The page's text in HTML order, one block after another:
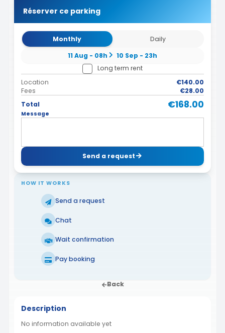
Réserver ce parking
Monthly
Daily
11 Aug - 08h
10 Sep - 23h
Long term rent
Location
€140.00
Fees
€28.00
Total
€168.00
Message
Send a request
HOW IT WORKS
Send a request
Chat
Wait confirmation
Pay booking
Back
Description
No information available yet